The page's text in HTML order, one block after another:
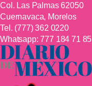
Col. Las Palmas 62050
Cuernavaca, Morelos
Tel. (777) 362 0220
Whatsapp:777 184 71 85